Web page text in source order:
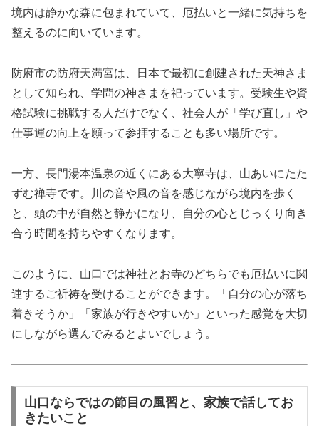
境内は静かな森に包まれていて、厄払いと一緒に気持ちを
整えるのに向いています。
防府市の防府天満宮は、日本で最初に創建された天神さま
として知られ、学問の神さまを祀っています。受験生や資
格試験に挑戦する人だけでなく、社会人が「学び直し」や
仕事運の向上を願って参拝することも多い場所です。
一方、長門湯本温泉の近くにある大寧寺は、山あいにたた
ずむ禅寺です。川の音や風の音を感じながら境内を歩く
と、頭の中が自然と静かになり、自分の心とじっくり向き
合う時間を持ちやすくなります。
このように、山口では神社とお寺のどちらでも厄払いに関
連するご祈祷を受けることができます。「自分の心が落ち
着きそうか」「家族が行きやすいか」といった感覚を大切
にしながら選んでみるとよいでしょう。
山口ならではの節目の風習と、家族で話してお
きたいこと